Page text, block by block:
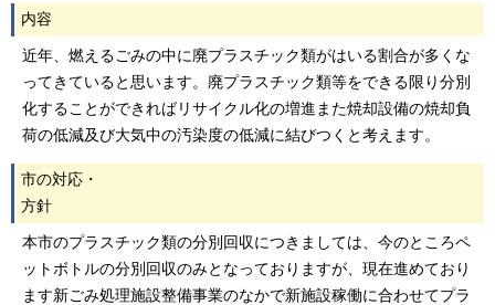
内容
近年、燃えるごみの中に廃プラスチック類がはいる割合が多くな
ってきていると思います。廃プラスチック類等をできる限り分別
化することができればリサイクル化の増進また焼却設備の焼却負
荷の低減及び大気中の汚染度の低減に結びつくと考えます。
市の対応・
方針
本市のプラスチック類の分別回収につきましては、今のところペ
ットボトルの分別回収のみとなっておりますが、現在進めており
ます新ごみ処理施設整備事業のなかで新施設稼働に合わせてプラ